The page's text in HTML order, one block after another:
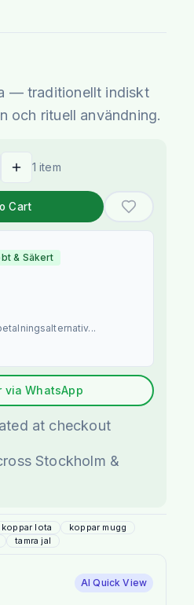
— traditionellt indiskt
och rituell användning.
1 item
Cart
& Säkert
via WhatsApp
at checkout
Stockholm &
koppar lota
koppar mugg
tamra jal
AI Quick View